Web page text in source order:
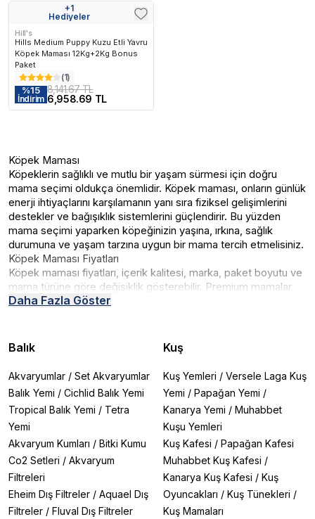
Kargo Bedava+1
Hediyeler
Hill's
Hills Medium Puppy Kuzu Etli Yavru
Köpek Maması 12Kg+2Kg Bonus
Paket
(1)
%15
İndirim
8,141.67 TL
6,958.69 TL
Köpek Maması
Köpeklerin sağlıklı ve mutlu bir yaşam sürmesi için doğru
mama seçimi oldukça önemlidir. Köpek maması, onların günlük
enerji ihtiyaçlarını karşılamanın yanı sıra fiziksel gelişimlerini
destekler ve bağışıklık sistemlerini güçlendirir. Bu yüzden
mama seçimi yaparken köpeğinizin yaşına, ırkına, sağlık
durumuna ve yaşam tarzına uygun bir mama tercih etmelisiniz.
Köpek Maması Fiyatları
Köpek maması fiyatları, içerik kalitesi, marka, paket boyutu ve
mama türüne göre değişiklik gösterebilir. Premium mamalar,
yüksek kaliteli protein kaynakları ve dengeli formülleri
masraflarını azaltabilir ve bütçenize olumlu katkı sağlayabilir.
Daha uygun fiyatlı mamalar, genellikle tahıl oranı yüksek ve
protein içeriği daha düşük seçeneklerden oluşur. Bütçenize
uygun kaliteli bir mama seçmek, köpeğinizin hem sağlığını
hem de mutluluğunu garanti altına alabilir.
Köpek Maması Çeşitleri
Köpek maması çeşitleri, köpeğinizin özel ihtiyaçlarına göre
geniş bir yelpazede sunulmaktadır. Yavru köpekler için formüle
edilen mamalar, büyüme sürecinde ihtiyaç duydukları protein
ve vitaminleri içerirken; yaşlı köpek mamaları, yaşa bağlı olarak
ortaya çıkabilecek sağlık sorunlarını önlemeyi amaçlar. Ayrıca
hassas sindirim sistemi olan köpekler için hipoalerjenik
mamalar ya da belirli bir hastalığa yönelik veteriner reçeteli
Daha Fazla Göster
Balık
Akvaryumlar / Set Akvaryumlar
Balık Yemi / Cichlid Balık Yemi
Tropical Balık Yemi / Tetra
Yemi
Akvaryum Kumları / Bitki Kumu
Co2 Setleri / Akvaryum
Filtreleri
Eheim Dış Filtreler / Aquael Dış
Filtreler / Fluval Dış Filtreler
Kuş
Kuş Yemleri / Versele Laga Kuş
Yemi / Papağan Yemi /
Kanarya Yemi / Muhabbet
Kuşu Yemleri
Kuş Kafesi / Papağan Kafesi
Muhabbet Kuş Kafesi /
Kanarya Kuş Kafesi / Kuş
Oyuncakları / Kuş Tünekleri /
Kuş Mamaları